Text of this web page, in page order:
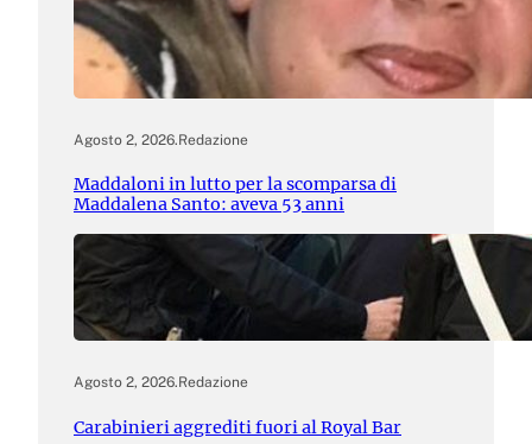
Agosto 2, 2026.Redazione
Maddaloni in lutto per la scomparsa di
Maddalena Santo: aveva 53 anni
Agosto 2, 2026.Redazione
Carabinieri aggrediti fuori al Royal Bar